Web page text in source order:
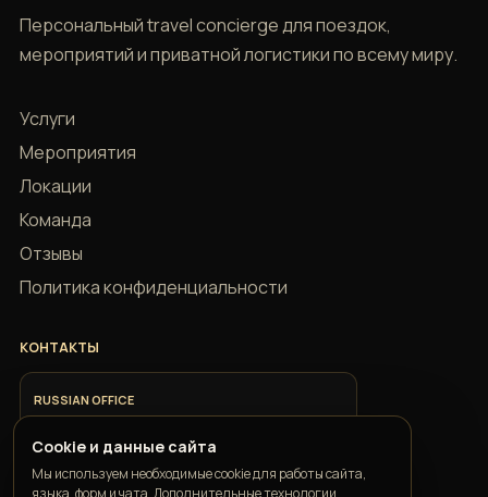
Персональный travel concierge для поездок,
мероприятий и приватной логистики по всему миру.
Услуги
Мероприятия
Локации
Команда
Отзывы
Политика конфиденциальности
КОНТАКТЫ
RUSSIAN OFFICE
+7 918 685 9883
ITALIAN OFFICE
Cookie и данные сайта
Мы используем необходимые cookie для работы сайта,
языка, форм и чата. Дополнительные технологии